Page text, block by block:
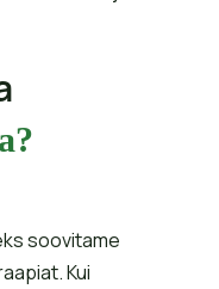
soovitame
Kui